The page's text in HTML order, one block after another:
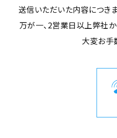
送信いただいた内容につき
万が一、2営業日以上弊社
大変お手